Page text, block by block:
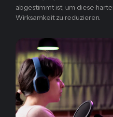
abgestimmt ist, um diese
Wirksamkeit zu reduzieren.